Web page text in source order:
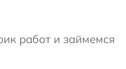
работ и займемся